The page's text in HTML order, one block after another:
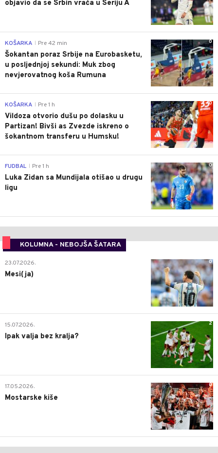
objavio da se Srbin vraća u Seriju A
0
KOŠARKA Pre 42 min
Šokantan poraz Srbije na Eurobasketu,
u posljednjoj sekundi: Muk zbog
nevjerovatnog koša Rumuna
0
KOŠARKA Pre 1 h
Vildoza otvorio dušu po dolasku u
Partizan! Bivši as Zvezde iskreno o
šokantnom transferu u Humsku!
0
FUDBAL Pre 1 h
Luka Zidan sa Mundijala otišao u drugu
ligu
KOLUMNA - NEBOJŠA ŠATARA
0
23.07.2026.
Mesi(ja)
2
15.07.2026.
Ipak valja bez kralja?
0
17.05.2026.
Mostarske kiše